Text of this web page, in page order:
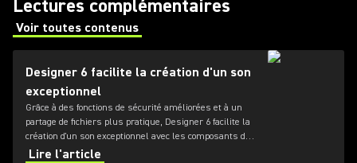
Lectures complémentaires
Voir toutes contenus
(Opens in a new tab)
Designer 6 facilite la création d'un son
exceptionnel
Grâce à des fonctions de sécurité améliorées et à un
partage de fichiers plus pratique, Designer 6 facilite la
création d'un son exceptionnel avec les composants de
l'écosystème Microflex.
Lire l'article